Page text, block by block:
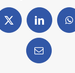
X LinkedIn
Email